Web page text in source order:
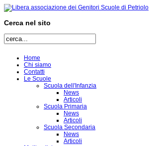
Cerca nel sito
Home
Chi siamo
Contatti
Le Scuole
Scuola dell'Infanzia
News
Articoli
Scuola Primaria
News
Articoli
Scuola Secondaria
News
Articoli